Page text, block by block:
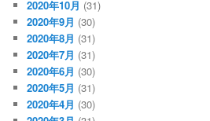
2020年10月 (31)
2020年9月 (30)
2020年8月 (31)
2020年7月 (31)
2020年6月 (30)
2020年5月 (31)
2020年4月 (30)